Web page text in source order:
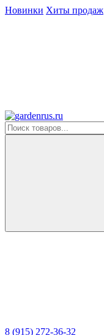
Новинки Хиты продаж
8 (915) 272-36-32